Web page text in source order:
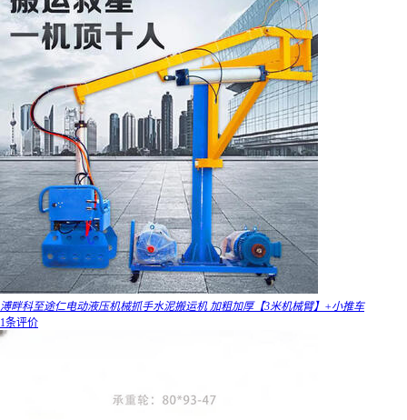
溥畔科至途仁电动液压机械抓手水泥搬运机 加粗加厚【3米机械臂】+小推车
1条评价